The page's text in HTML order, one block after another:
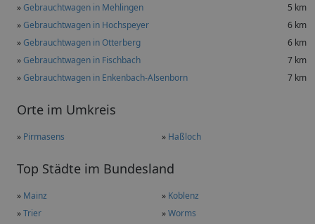
»Gebrauchtwagen in Mehlingen
5 km
»Gebrauchtwagen in Hochspeyer
6 km
»Gebrauchtwagen in Otterberg
6 km
»Gebrauchtwagen in Fischbach
7 km
»Gebrauchtwagen in Enkenbach-Alsenborn 7 km
Orte im Umkreis
» Pirmasens » Haßloch
Top Städte im Bundesland
» Mainz » Koblenz
»Trier »Worms